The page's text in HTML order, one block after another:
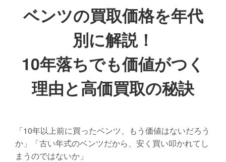
ベンツの買取価格を年代
別に解説！
10年落ちでも価値がつく
理由と高価買取の秘訣
「10年以上前に買ったベンツ、もう価値はないだろう
か」「古い年式のベンツだから、安く買い叩かれてし
まうのではないか」